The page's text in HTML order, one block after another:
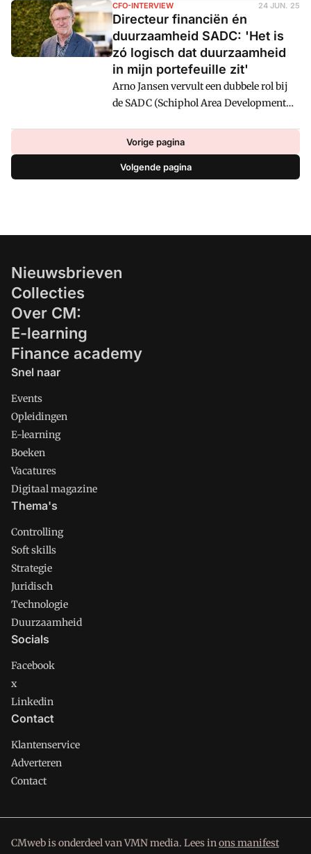
en overnames is LPC uitgegroeid tot een
grote speler in de uitzendbranche. "Als
CFO moet je verstand hebben van méér
dan alleen de cijfers."
CFO-INTERVIEW 24 JUN. 25
Directeur financiën én
duurzaamheid SADC: 'Het is
zó logisch dat duurzaamheid
in mijn portefeuille zit'
Arno Jansen vervult een dubbele rol bij
de SADC (Schiphol Area Development
van bedrijventerreinen in de regio
Schiphol. Hoe zit dat precies?
Vorige pagina
Volgende pagina
Nieuwsbrieven
Collecties
Over CM:
E-learning
Finance academy
Snel naar
Events
Opleidingen
E-learning
Boeken
Vacatures
Digitaal magazine
Thema's
Controlling
Soft skills
Strategie
Juridisch
Technologie
Duurzaamheid
Socials
Facebook
x
Linkedin
Contact
Klantenservice
Adverteren
Contact
CMweb is onderdeel van VMN media. Lees inons manifest